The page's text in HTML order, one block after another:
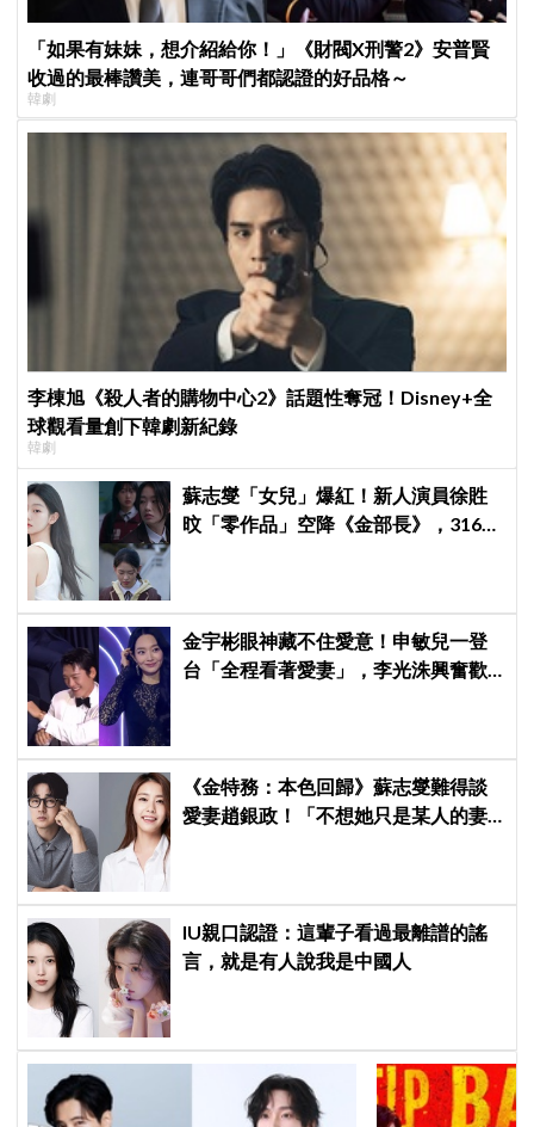
「如果有妹妹，想介紹給你！」《財閥X刑警2》安普賢
收過的最棒讚美，連哥哥們都認證的好品格～
韓劇
李棟旭《殺人者的購物中心2》話題性奪冠！Disney+全
球觀看量創下韓劇新紀錄
韓劇
蘇志燮「女兒」爆紅！新人演員徐貹
旼「零作品」空降《金部長》，316萬
金宇彬眼神藏不住愛意！申敏兒一登
台「全程看著愛妻」，李光洙興奮歡
《金特務：本色回歸》蘇志燮難得談
愛妻趙銀政！「不想她只是某人的妻
IU親口認證：這輩子看過最離譜的謠
言，就是有人說我是中國人